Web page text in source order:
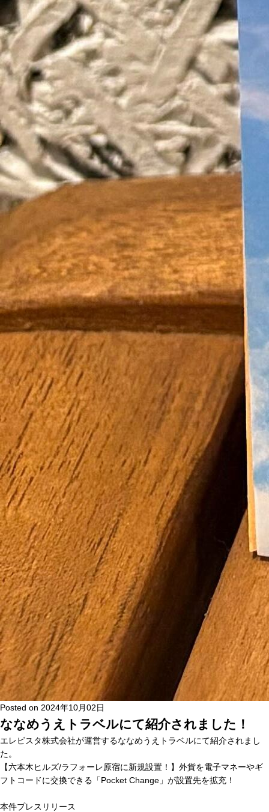
Posted on 2024年10月02日
ななめうえトラベルにて紹介されました！
エレビスタ株式会社が運営するななめうえトラベルにて紹介されま し
た。
【六本木ヒルズ/ラフォーレ原宿に新規設置！】 外貨を電子マネーやギ
フトコードに交換できる「Pocket Change」が設置先を拡充！
本件プレスリリース